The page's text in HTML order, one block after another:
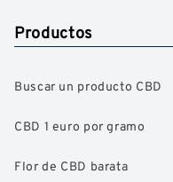
Productos
Buscar un producto CBD
CBD 1 euro por gramo
Flor de CBD barata